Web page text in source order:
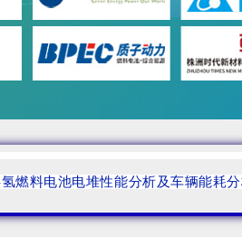
燃料电池电堆性能分析及车辆能耗